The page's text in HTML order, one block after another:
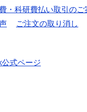
・科研費払い取引のご
ご注文の取り消し
公式ページ